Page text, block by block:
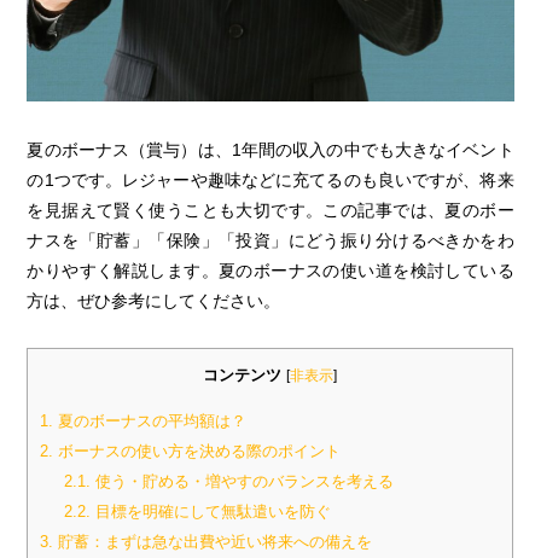
夏のボーナス（賞与）は、1年間の収入の中でも大きなイベント
の1つです。レジャーや趣味などに充てるのも良いですが、将来
を見据えて賢く使うことも大切です。この記事では、夏のボー
ナスを「貯蓄」「保険」「投資」にどう振り分けるべきかをわ
かりやすく解説します。夏のボーナスの使い道を検討している
方は、ぜひ参考にしてください。
コンテンツ [非表示]
1.
夏のボーナスの平均額は？
2. ボーナスの使い方を決める際のポイント
2.1.
使う・貯める・増やすのバランスを考える
2.2.
目標を明確にして無駄遣いを防ぐ
3. 貯蓄：まずは急な出費や近い将来への備えを